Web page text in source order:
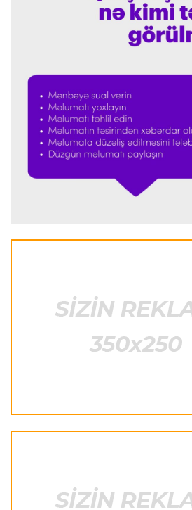
planını dəstəklədi
“Ferrari”nin məni necə təhlil
şoka düşdüm”
Formula-1 23:18 08.08.2026
“Ferrari”nin sabiq mühəndisi
Şumaxerlə müqayisə etdi
PSJ “Mançester Yunayted”lə